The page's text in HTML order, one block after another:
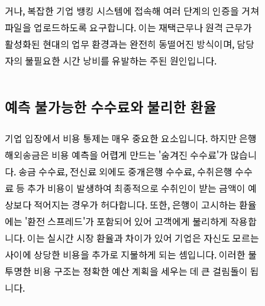
거나, 복잡한 기업 뱅킹 시스템에 접속해 여러 단계의 인증을 거쳐
파일을 업로드하도록 요구합니다. 이는 재택근무나 원격 근무가
활성화된 현대의 업무 환경과는 완전히 동떨어진 방식이며, 담당
자의 불필요한 시간 낭비를 유발하는 주된 원인입니다.
예측 불가능한 수수료와 불리한 환율
기업 입장에서 비용 통제는 매우 중요한 요소입니다. 하지만 은행
해외송금은 비용 예측을 어렵게 만드는 '숨겨진 수수료'가 많습니
다. 송금 수수료, 전신료 외에도 중개은행 수수료, 수취은행 수수
료 등 추가 비용이 발생하여 최종적으로 수취인이 받는 금액이 예
상보다 적어지는 경우가 허다합니다. 또한, 은행이 고시하는 환율
에는 '환전 스프레드'가 포함되어 있어 고객에게 불리하게 작용합
니다. 이는 실시간 시장 환율과 차이가 있어 기업은 자신도 모르는
사이에 상당한 비용을 추가로 지불하게 되는 셈입니다. 이러한 불
투명한 비용 구조는 정확한 예산 계획을 세우는 데 큰 걸림돌이 됩
니다.